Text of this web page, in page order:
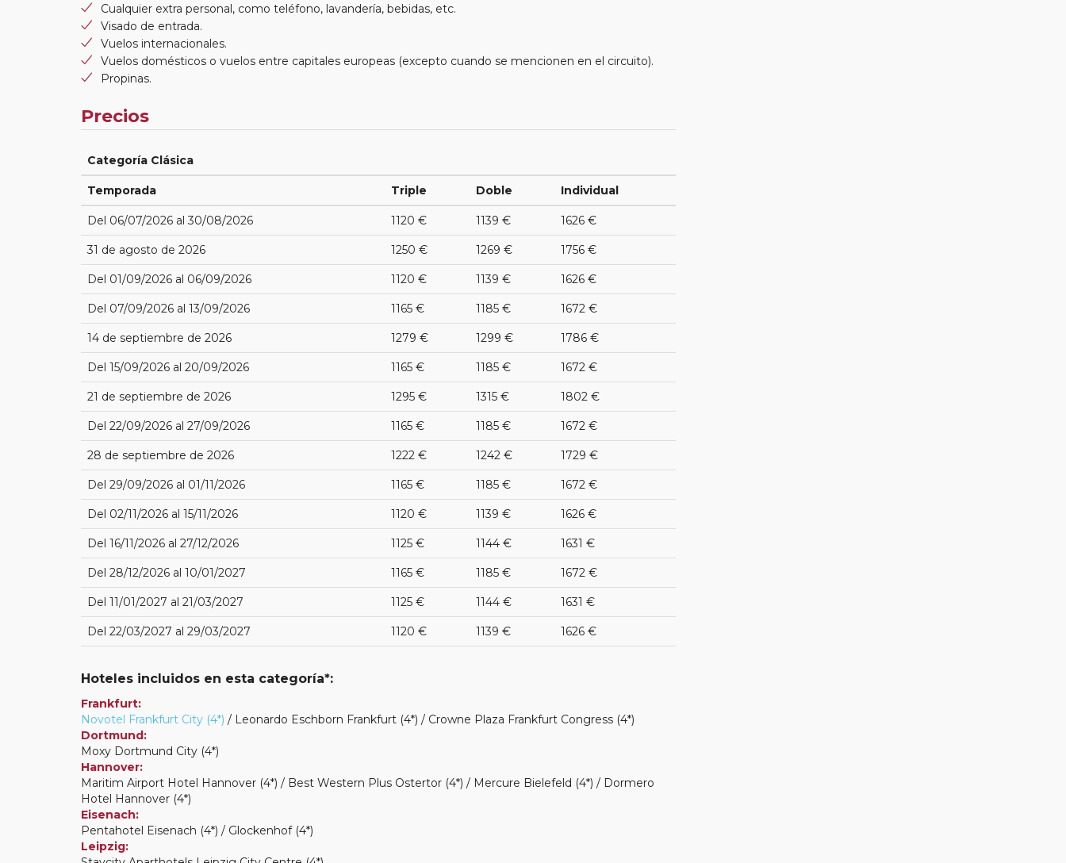
Cualquier extra personal, como teléfono, lavandería, bebidas, etc.
Visado de entrada.
Vuelos internacionales.
Vuelos domésticos o vuelos entre capitales europeas (excepto cuando se mencionen en el circuito).
Propinas.
Precios
Categoría Clásica
Temporada Triple Doble Individual
Del 06/07/2026 al 30/08/2026 1120 € 1139 € 1626 €
31 de agosto de 2026 1250 € 1269 € 1756 €
Del 01/09/2026 al 06/09/2026 1120 € 1139 € 1626 €
Del 07/09/2026 al 13/09/2026 1165 € 1185 € 1672 €
14 de septiembre de 2026 1279 € 1299 € 1786 €
Del 15/09/2026 al 20/09/2026 1165 € 1185 € 1672 €
21 de septiembre de 2026 1295 € 1315 € 1802 €
Del 22/09/2026 al 27/09/2026 1165 € 1185 € 1672 €
28 de septiembre de 2026 1222 € 1242 € 1729 €
Del 29/09/2026 al 01/11/2026 1165 € 1185 € 1672 €
Del 02/11/2026 al 15/11/2026 1120 € 1139 € 1626 €
Del 16/11/2026 al 27/12/2026 1125 € 1144 € 1631 €
Del 28/12/2026 al 10/01/2027 1165 € 1185 € 1672 €
Del 11/01/2027 al 21/03/2027 1125 € 1144 € 1631 €
Del 22/03/2027 al 29/03/2027 1120 € 1139 € 1626 €
Hoteles incluidos en esta categoría*:
Frankfurt:
Novotel Frankfurt City (4*) / Leonardo Eschborn Frankfurt (4*) / Crowne Plaza Frankfurt Congress (4*)
Dortmund:
Moxy Dortmund City (4*)
Hannover:
Maritim Airport Hotel Hannover (4*) / Best Western Plus Ostertor (4*) / Mercure Bielefeld (4*) / Dormero
Hotel Hannover (4*)
Eisenach:
Pentahotel Eisenach (4*) / Glockenhof (4*)
Leipzig: